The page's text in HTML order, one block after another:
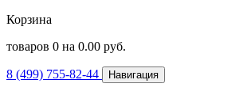
Корзина
товаров 0 на 0.00 руб.
8 (499) 755-82-44 Навигация